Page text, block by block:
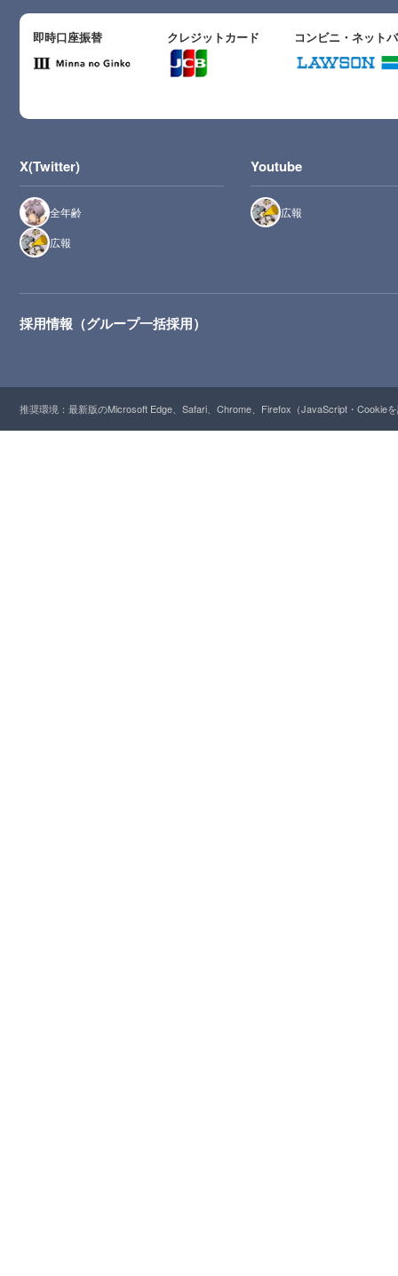
即時口座振替 クレジットカード コンビニ・ネット
X(Twitter)
全年齢
広報
Youtube
広報
採用情報（グループ一括採用）
推奨環境：最新版のMicrosoft Edge、Safari、Chrome、Firefox（JavaScript・Cookie